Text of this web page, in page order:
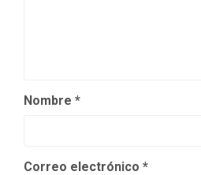
Nombre *
Correo electrónico *